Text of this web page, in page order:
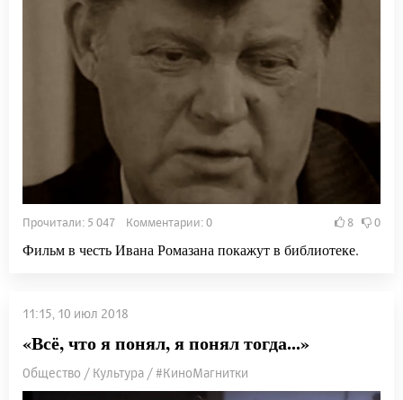
Прочитали: 5 047 Комментарии: 0 8 0
Фильм в честь Ивана Ромазана покажут в библиотеке.
11:15, 10 июл 2018
«Всё, что я понял, я понял тогда...»
Общество / Культура / #КиноМагнитки